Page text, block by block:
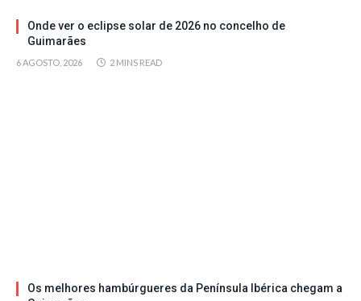
Onde ver o eclipse solar de 2026 no concelho de
Guimarães
6 AGOSTO, 2026 2 MINS READ
Os melhores hambúrgueres da Península Ibérica chegam a